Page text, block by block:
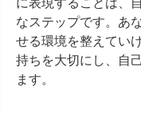
に表現することは、
なステップです。あ
せる環境を整えてい
持ちを大切にし、自
ます。